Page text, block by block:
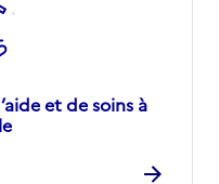
et de soins à